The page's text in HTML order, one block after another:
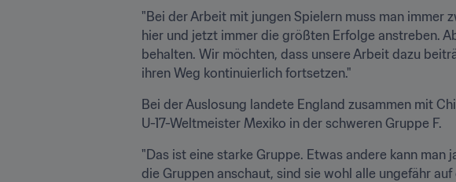
"Bei der Arbeit mit jungen Spielern muss man immer
hier und jetzt immer die größten Erfolge anstreben.
behalten. Wir möchten, dass unsere Arbeit dazu
ihren Weg kontinuierlich fortsetzen."
Bei der Auslosung landete England zusammen mit
U-17-Weltmeister Mexiko in der schweren Gruppe F.
"Das ist eine starke Gruppe. Etwas andere kann
die Gruppen anschaut, sind sie wohl alle ungefähr